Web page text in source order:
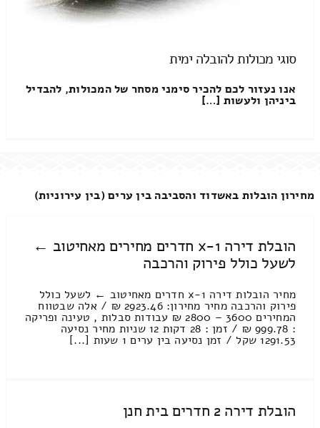
סוגי מכולות להובלה ימית
אנו נעזור לכם להכיר סימני מסחר של המכולות, להבדיל
ביניהן ולעשות […]
מחירון הובלות באשדוד והסביבה בין ערים (בין עירוניות)
הובלת דירה 1-x חדרים מחירים מאחיטוב ←
לשעל כולל פירוק והרכבה
מחיר הובלות דירה 1-x חדרים מאחיטוב ← לשעל כולל
פירוק והרכבה מחיר מחירון: 2923.46 ₪ / אלה שבטווח
המחירים 3600 – 2800 ₪ עבודות סבלות , טעינה ופריקה
: 999.78 ₪ / זמן : 28 דקות 12 שניות מחיר נסיעה
1291.53 שקל / זמן נסיעה בין ערים 1 שעות [...]
הובלת דירה 2 חדרים בית חנן